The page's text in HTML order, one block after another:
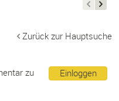
Zurück zur Hauptsuche
Einloggen
zu